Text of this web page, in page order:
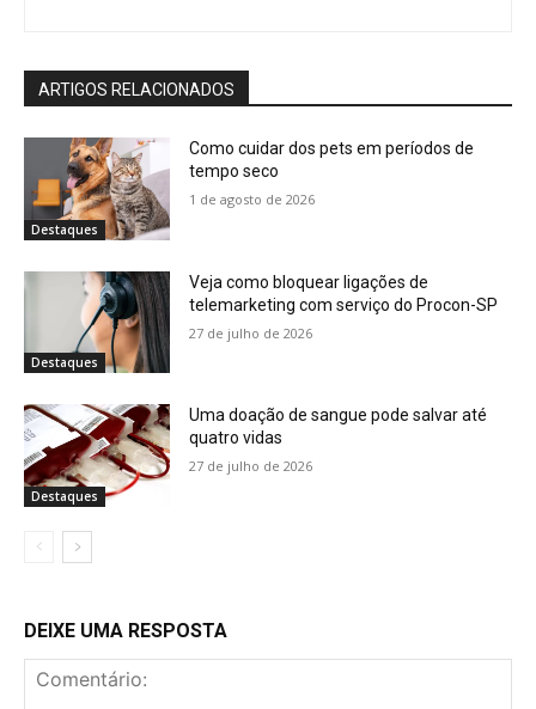
ARTIGOS RELACIONADOS
Destaques
Como cuidar dos pets em períodos de
tempo seco
1 de agosto de 2026
Destaques
Veja como bloquear ligações de
telemarketing com serviço do Procon-SP
27 de julho de 2026
Destaques
Uma doação de sangue pode salvar até
quatro vidas
27 de julho de 2026
DEIXE UMA RESPOSTA